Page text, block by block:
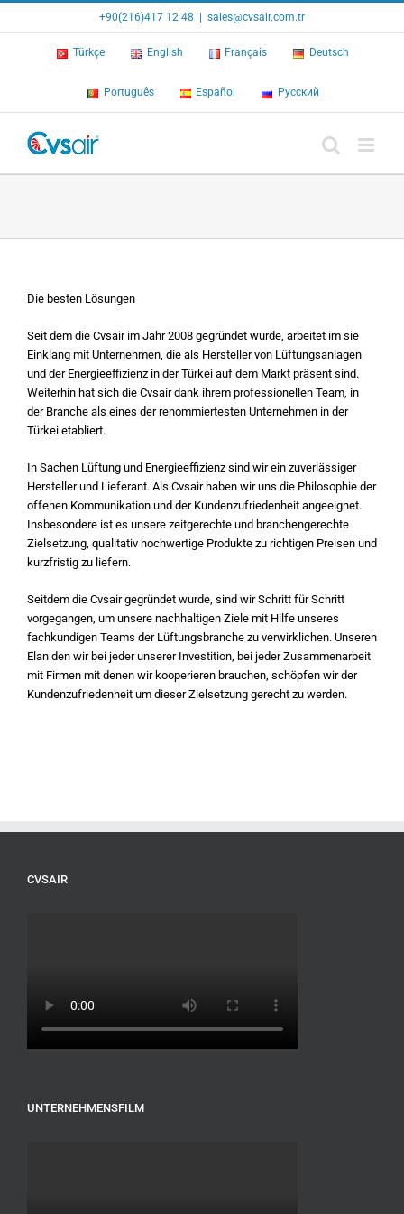
+90(216)417 12 48 sales@cvsair.com.tr
Türkçe English Français Deutsch
Português Español Русский
Die besten Lösungen
Seit dem die Cvsair im Jahr 2008 gegründet wurde, arbeitet im sie
Einklang mit Unternehmen, die als Hersteller von Lüftungsanlagen
und der Energieeffizienz in der Türkei auf dem Markt präsent sind.
Weiterhin hat sich die Cvsair dank ihrem professionellen Team, in
der Branche als eines der renommiertesten Unternehmen in der
Türkei etabliert.
In Sachen Lüftung und Energieeffizienz sind wir ein zuverlässiger
Hersteller und Lieferant. Als Cvsair haben wir uns die Philosophie der
offenen Kommunikation und der Kundenzufriedenheit angeeignet.
Insbesondere ist es unsere zeitgerechte und branchengerechte
Zielsetzung, qualitativ hochwertige Produkte zu richtigen Preisen und
kurzfristig zu liefern.
Seitdem die Cvsair gegründet wurde, sind wir Schritt für Schritt
vorgegangen, um unsere nachhaltigen Ziele mit Hilfe unseres
fachkundigen Teams der Lüftungsbranche zu verwirklichen. Unseren
Elan den wir bei jeder unserer Investition, bei jeder Zusammenarbeit
mit Firmen mit denen wir kooperieren brauchen, schöpfen wir der
Kundenzufriedenheit um dieser Zielsetzung gerecht zu werden.
CVSAIR
UNTERNEHMENSFILM